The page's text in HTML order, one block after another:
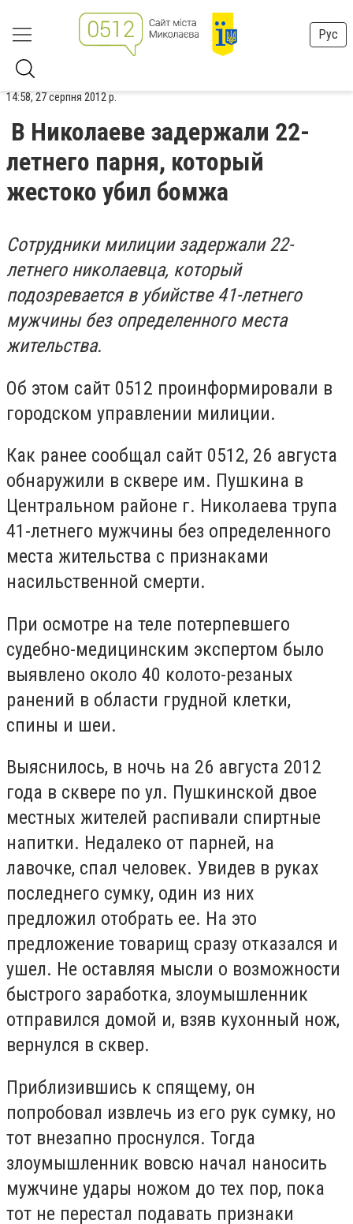
Рус
14:58, 27 серпня 2012 р.
В Николаеве задержали 22-
летнего парня, который
жестоко убил бомжа
Сотрудники милиции задержали 22-
летнего николаевца, который
подозревается в убийстве 41-летнего
мужчины без определенного места
жительства.
Об этом сайт 0512 проинформировали в
городском управлении милиции.
Как ранее сообщал сайт 0512, 26 августа
обнаружили в сквере им. Пушкина в
Центральном районе г. Николаева трупа
41-летнего мужчины без определенного
места жительства с признаками
насильственной смерти.
При осмотре на теле потерпевшего
судебно-медицинским экспертом было
выявлено около 40 колото-резаных
ранений в области грудной клетки,
спины и шеи.
Выяснилось, в ночь на 26 августа 2012
года в сквере по ул. Пушкинской двое
местных жителей распивали спиртные
напитки. Недалеко от парней, на
лавочке, спал человек. Увидев в руках
последнего сумку, один из них
предложил отобрать ее. На это
предложение товарищ сразу отказался и
ушел. Не оставляя мысли о возможности
быстрого заработка, злоумышленник
отправился домой и, взяв кухонный нож,
вернулся в сквер.
Приблизившись к спящему, он
попробовал извлечь из его рук сумку, но
тот внезапно проснулся. Тогда
злоумышленник вовсю начал наносить
мужчине удары ножом до тех пор, пока
тот не перестал подавать признаки